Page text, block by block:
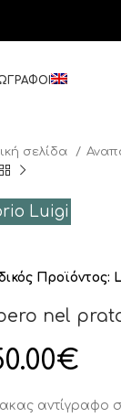
σελίδα
Luigi
Προϊόντος:
nel
€
αντίγραφο